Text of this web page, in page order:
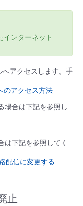
インターネット
へアクセスします。手
のアクセス方法
場合は下記を参照し
は下記を参照してく
配信に変更する
止